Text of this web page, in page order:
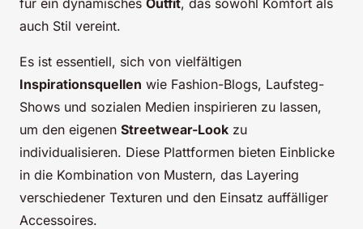
auch Stil vereint.
Es ist essentiell, sich von vielfältigen
Inspirationsquellen wie Fashion-Blogs, Laufsteg-
Shows und sozialen Medien inspirieren zu lassen,
um den eigenen Streetwear-Look zu
individualisieren. Diese Plattformen bieten Einblicke
in die Kombination von Mustern, das Layering
verschiedener Texturen und den Einsatz auffälliger
Accessoires.